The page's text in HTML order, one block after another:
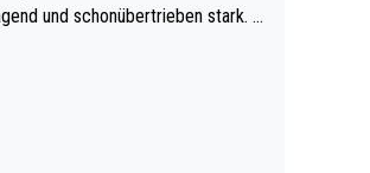
und schonübertrieben stark. U